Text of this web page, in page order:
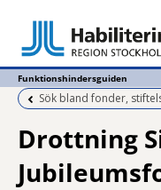
Funktionshindersguiden
Föregående sida:
Sök bland fonder,
Drottning